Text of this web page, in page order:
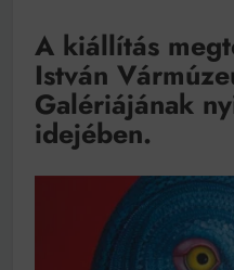
A kiállítás
István
Galériájának
idejében.